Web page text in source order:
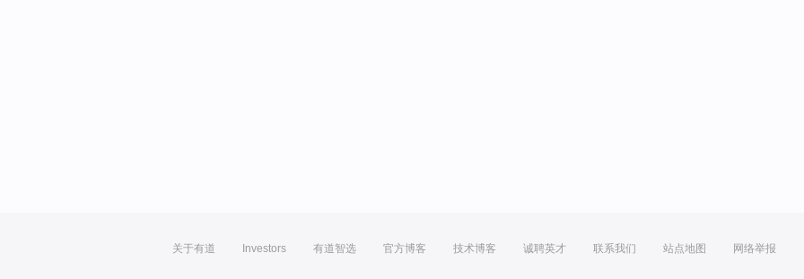
关于有道 Investors 有道智选 官方博客 技术博客 诚聘英才 联系我们 站点地图 网络举报